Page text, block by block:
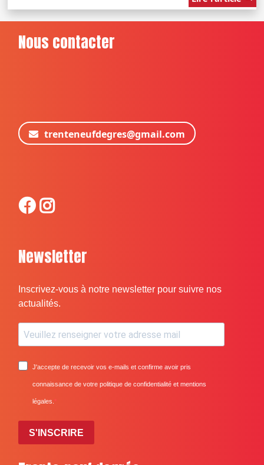
Nous contacter
trenteneufdegres@gmail.com
Newsletter
Inscrivez-vous à notre newsletter pour suivre nos
actualités.
J'accepte de recevoir vos e-mails et confirme avoir pris
connaissance de votre politique de confidentialité et mentions
légales.
S'INSCRIRE